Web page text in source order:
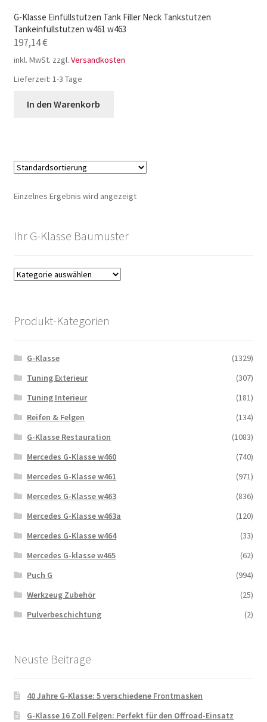
G-Klasse Einfüllstutzen Tank Filler Neck Tankstutzen
Tankeinfüllstutzen w461 w463
197,14€
inkl. MwSt. zzgl. Versandkosten
Lieferzeit: 1-3 Tage
In den Warenkorb
Einzelnes Ergebnis wird angezeigt
Ihr G-Klasse Baumuster
Produkt-Kategorien
G-Klasse
(1329)
Tuning Exterieur
(307)
Tuning Interieur
(181)
Reifen & Felgen
(134)
G-Klasse Restauration
(1083)
Mercedes G-Klasse w460
(740)
Mercedes G-Klasse w461
(971)
Mercedes G-Klasse w463
(836)
Mercedes G-Klasse w463a
(120)
Mercedes G-Klasse w464
(33)
Mercedes G-klasse w465
(62)
Puch G
(994)
Werkzeug Zubehör
(25)
Pulverbeschichtung
(2)
Neuste Beitrage
40 Jahre G-Klasse: 5 verschiedene Frontmasken
G-Klasse 16 Zoll Felgen: Perfekt für den Offroad-Einsatz